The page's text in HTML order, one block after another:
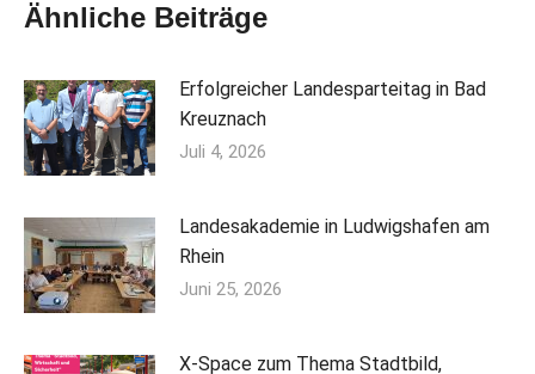
Ähnliche Beiträge
Erfolgreicher Landesparteitag in Bad
Kreuznach
Juli 4, 2026
Landesakademie in Ludwigshafen am
Rhein
Juni 25, 2026
X-Space zum Thema Stadtbild,